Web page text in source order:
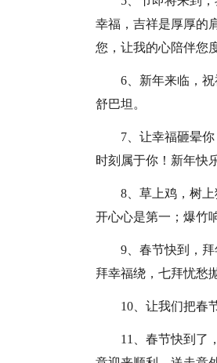
幸福，吉祥是厚厚的
您，让我的心陪伴您
6、新年来临，
舒巴坦。
7、让幸福砸晕
时刻属于你！新年快
8、草上鸡，树
开心心是第一；爆竹
9、春节快到，
拜幸福绕，七拜忧愁
10、让我们把春
11、春节快到了